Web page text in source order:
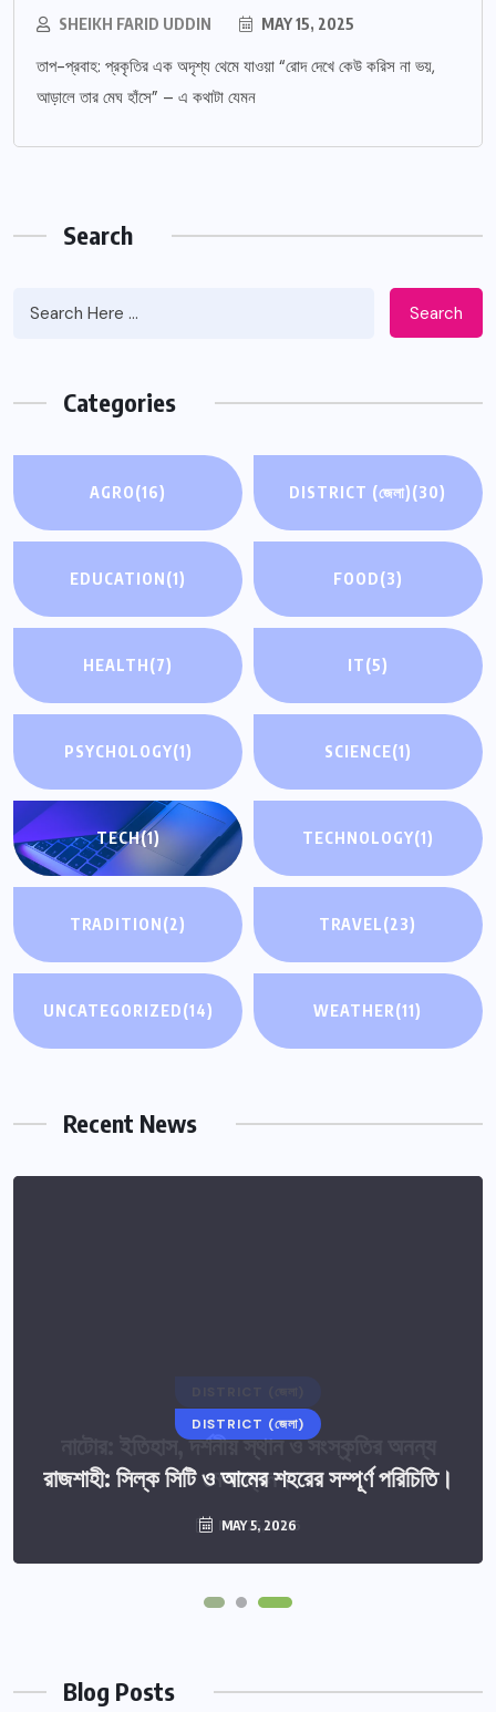
SHEIKH FARID UDDIN MAY 15, 2025
তাপ-প্রবাহ: প্রকৃতির এক অদৃশ্য থেমে যাওয়া “রোদ দেখে কেউ করিস না ভয়,
আড়ালে তার মেঘ হাঁসে” – এ কথাটা যেমন
Search
Search
Categories
AGRO(16) DISTRICT (জেলা)(30)
EDUCATION(1) FOOD(3)
HEALTH(7) IT(5)
PSYCHOLOGY(1) SCIENCE(1)
TECH(1) TECHNOLOGY(1)
TRADITION(2) TRAVEL(23)
UNCATEGORIZED(14) WEATHER(11)
Recent News
DISTRICT (জেলা)
রাজশাহী: সিল্ক সিটি ও আমের শহরের সম্পূর্ণ পরিচিতি।
MAY 5, 2026
নাটোর: ইতিহাস, দর্শনীয় স্থান ও সংস্কৃতির অনন্য
মেলবন্ধন।
MAY 25, 2026
Blog Posts